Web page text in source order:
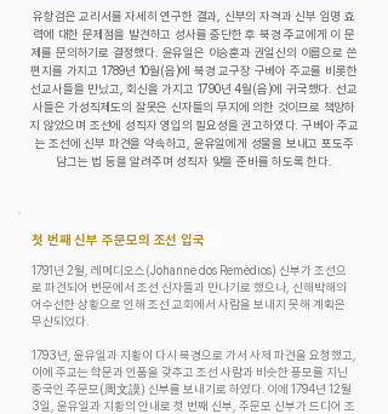
유항검은 교리서를 자세히 연구한 결과, 신부의 자격과 신부 임명 효
력에 대한 문제점을 발견하고 성사를 중단한 후 북경 주교에게 이 문
제를 문의하기로 결정했다. 윤유일은 이승훈과 권일신의 이름으로 쓴
편지를 가지고 1789년 10월(음)에 북경 교구장 구베아 주교를 비롯한
선교사들을 만났고, 회신을 가지고 1790년 4월(음)에 귀국했다. 선교
사들은 가성직제도의 잘못은 신자들의 무지에 의한 것이므로 책망하
지 않았으며 조선에 성직자 영입의 필요성을 권고하였다. 구베아 주교
는 조선에 신부 파견을 약속하고, 윤유일에게 성물을 보내고 포도주
담그는 법 등을 알려주며 성직자 맞을 준비를 하도록 한다.
김현철
첫 번째 신부 주문모의 조선 입국
1791년 2월, 레메디오스(Johanne dos Remèdios) 신부가 조선으
로 파견되어 변문에서 조선 신자들과 만나기로 했으나, 신해박해의
어수선한 상황으로 인해 조선 교회에서 사람을 보내지 못해 계획은
무산되었다.
1793년, 윤유일과 지황이 다시 북경으로 가서 사제 파견을 요청했고,
이에 주교는 학문과 인품을 갖추고 조선 사람과 비슷한 풍모를 지닌
중국인 주문모(周文謨) 신부를 보내기로 하였다. 이에 1794년 12월
3일, 윤유일과 지황의 안내로 첫 번째 신부, 주문모 신부가 드디어 조